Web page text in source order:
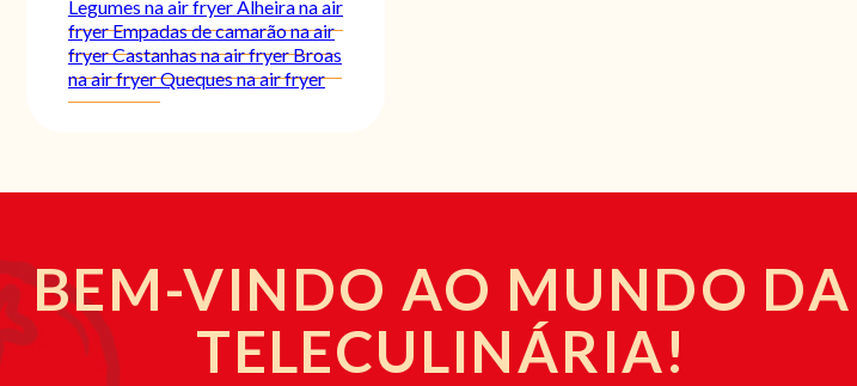
Legumes na air fryerAlheira na air
fryerEmpadas de camarão na air
fryerCastanhas na air fryerBroas
na air fryerQueques na air fryer
BEM-VINDO AO MUNDO DA
TELECULINÁRIA!